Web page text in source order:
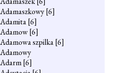
Adamaszkowy[6]
Adamita[6]
Adamow[6]
Adamowa szpilka[6]
Adamowy
Adarm[6]